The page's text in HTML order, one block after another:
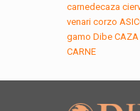
carnedecaza
venari corzo
gamo Dibe CAZA
CARNE